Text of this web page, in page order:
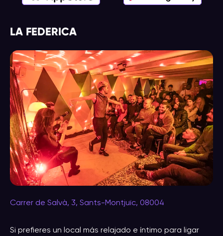
LA FEDERICA
Carrer de Salvà, 3, Sants-Montjuïc, 08004
Si prefieres un local más relajado e íntimo para ligar